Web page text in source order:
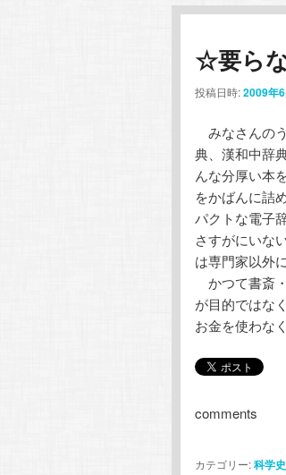
☆要ら
投稿日時:2009年
みなさんの
典、漢和中辞
んな分厚い本
をかばんに詰
パクトな電子
さすがにいな
は専門家以外
かつて書斎
が目的ではな
お金を使わな
comments
カテゴリー:科学史